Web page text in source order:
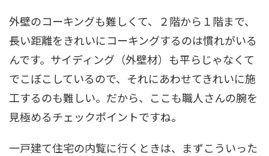
外壁のコーキングも難しくて、２階から１階まで、
長い距離をきれいにコーキングするのは慣れがいる
んです。サイディング（外壁材）も平らじゃなくて
でこぼこしているので、それにあわせてきれいに施
工するのも難しい。だから、ここも職人さんの腕を
見極めるチェックポイントですね。
一戸建て住宅の内覧に行くときは、まずこういった